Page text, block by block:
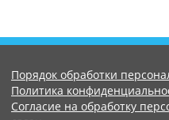
Порядок обработки
Политика
Согласие на обработку